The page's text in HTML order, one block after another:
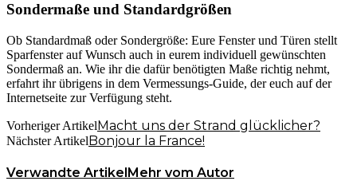
Sondermaße und Standardgrößen
Ob Standardmaß oder Sondergröße: Eure Fenster und Türen stellt
Sparfenster auf Wunsch auch in eurem individuell gewünschten
Sondermaß an. Wie ihr die dafür benötigten Maße richtig nehmt,
erfahrt ihr übrigens in dem Vermessungs-Guide, der euch auf der
Internetseite zur Verfügung steht.
Vorheriger ArtikelMacht uns der Strand glücklicher?
Nächster ArtikelBonjour la France!
Verwandte Artikel Mehr vom Autor